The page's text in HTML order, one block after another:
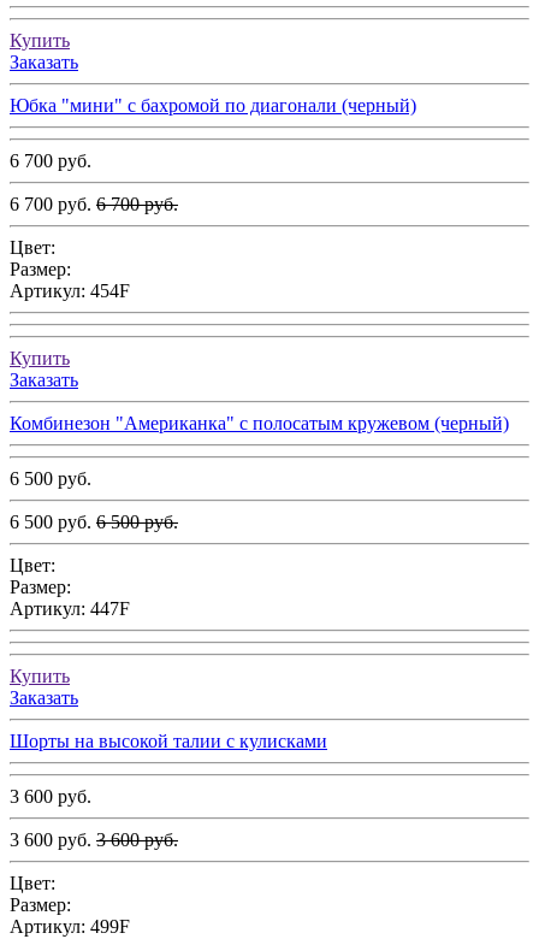
Купить
Заказать
Юбка "мини" с бахромой по диагонали (черный)
6 700 руб.
6 700 руб. 6 700 руб.
Цвет:
Размер:
Артикул: 454F
Купить
Заказать
Комбинезон "Американка" с полосатым кружевом (черный)
6 500 руб.
6 500 руб. 6 500 руб.
Цвет:
Размер:
Артикул: 447F
Купить
Заказать
Шорты на высокой талии с кулисками
3 600 руб.
3 600 руб. 3 600 руб.
Цвет:
Размер:
Артикул: 499F